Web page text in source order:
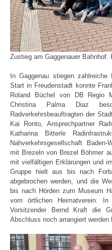
Zustieg am Gaggenauer Bahnhof.
In Gaggenau stiegen
Start in Freudenstadt konnte
Roland Büchel von DB Regio
Christina Palma Diaz
Radverkehrsbeauftragten der
Kai Ronto, Ansprechpartner
Katharina Bitterle
Nahverkehrsgesellschaft
mit Brezeln von Brezel Böhmer
mit vielfältigen Erklärungen und
Gruppe hielt aus bis nach
abgebrochen werden, und die
bis nach Hörden zum Museum
vom örtlichen Heimatverein.
Vorsitzender Bernd Kraft die
Abschluss noch arrangiert werden